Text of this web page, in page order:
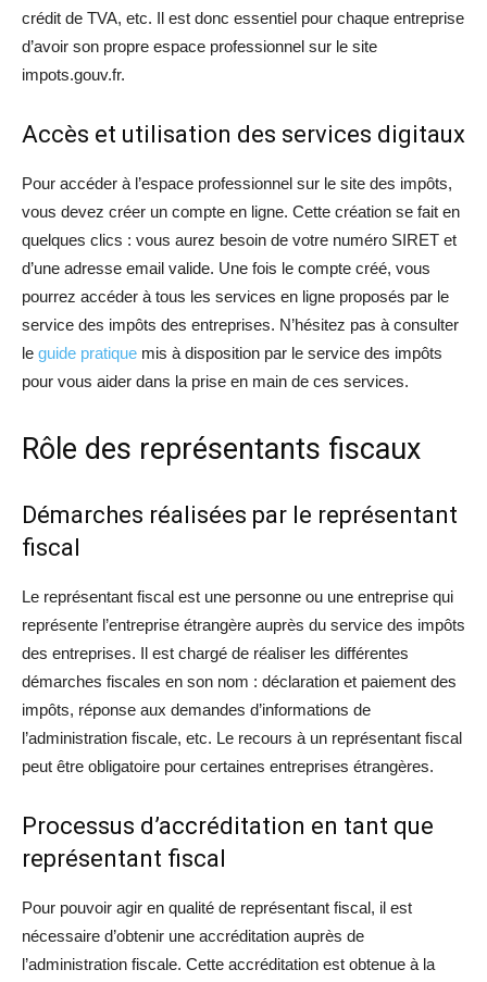
crédit de TVA, etc. Il est donc essentiel pour chaque entreprise
d’avoir son propre espace professionnel sur le site
impots.gouv.fr.
Accès et utilisation des services digitaux
Pour accéder à l’espace professionnel sur le site des impôts,
vous devez créer un compte en ligne. Cette création se fait en
quelques clics : vous aurez besoin de votre numéro SIRET et
d’une adresse email valide. Une fois le compte créé, vous
pourrez accéder à tous les services en ligne proposés par le
service des impôts des entreprises. N’hésitez pas à consulter
le guide pratique mis à disposition par le service des impôts
pour vous aider dans la prise en main de ces services.
Rôle des représentants fiscaux
Démarches réalisées par le représentant
fiscal
Le représentant fiscal est une personne ou une entreprise qui
représente l’entreprise étrangère auprès du service des impôts
des entreprises. Il est chargé de réaliser les différentes
démarches fiscales en son nom : déclaration et paiement des
impôts, réponse aux demandes d’informations de
l’administration fiscale, etc. Le recours à un représentant fiscal
peut être obligatoire pour certaines entreprises étrangères.
Processus d’accréditation en tant que
représentant fiscal
Pour pouvoir agir en qualité de représentant fiscal, il est
nécessaire d’obtenir une accréditation auprès de
l’administration fiscale. Cette accréditation est obtenue à la